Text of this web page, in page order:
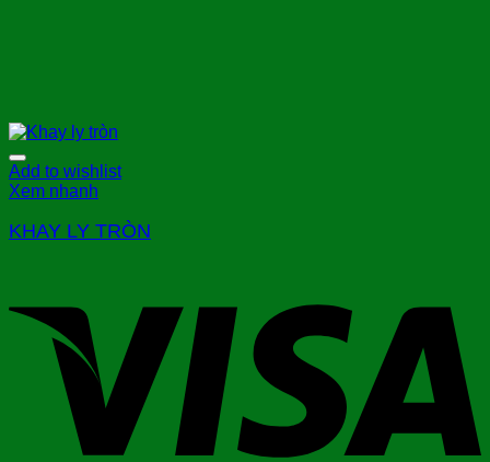
Add to wishlist
Xem nhanh
KHAY LY TRÒN